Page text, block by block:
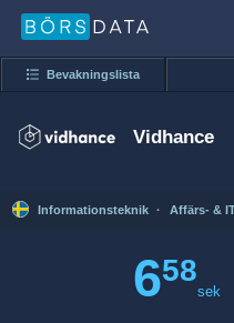
Bevakningslista
Vidhance
Informationsteknik · Affärs- &
658
sek